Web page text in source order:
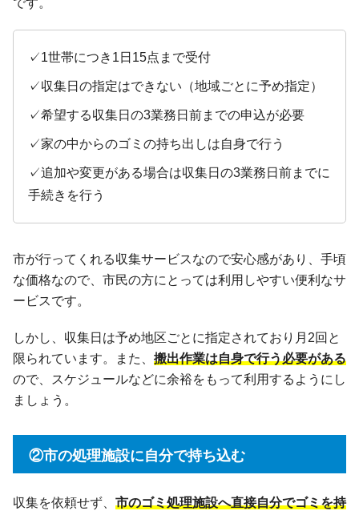
です。
✓1世帯につき1日15点まで受付
✓収集日の指定はできない（地域ごとに予め指定）
✓希望する収集日の3業務日前までの申込が必要
✓家の中からのゴミの持ち出しは自身で行う
✓追加や変更がある場合は収集日の3業務日前までに
手続きを行う
市が行ってくれる収集サービスなので安心感があり、手頃
な価格なので、市民の方にとっては利用しやすい便利なサ
ービスです。
しかし、収集日は予め地区ごとに指定されており月2回と
限られています。また、 搬出作業は自身で行う必要がある
ので、スケジュールなどに余裕をもって利用するようにし
ましょう。
②市の処理施設に自分で持ち込む
収集を依頼せず、 市のゴミ処理施設へ直接自分でゴミを持